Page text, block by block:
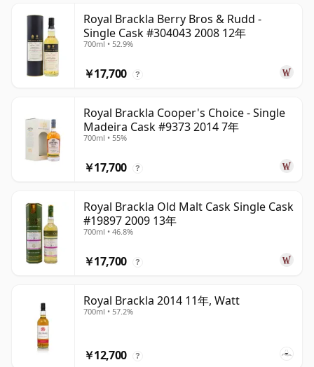
Royal Brackla Berry Bros & Rudd -
Single Cask #304043 2008 12年
700ml • 52.9%
￥17,700 ?
Royal Brackla Cooper's Choice - Single
Madeira Cask #9373 2014 7年
700ml • 55%
￥17,700 ?
Royal Brackla Old Malt Cask Single Cask
#19897 2009 13年
700ml • 46.8%
￥17,700 ?
Royal Brackla 2014 11年, Watt
700ml • 57.2%
￥12,700 ?